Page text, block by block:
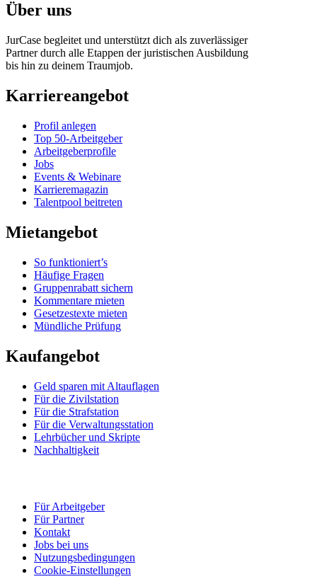
Über uns
JurCase begleitet und unterstützt dich als zuverlässiger
Partner durch alle Etappen der juristischen Ausbildung
bis hin zu deinem Traumjob.
Karriereangebot
Profil anlegen
Top 50-Arbeitgeber
Arbeitgeberprofile
Jobs
Events & Webinare
Karrieremagazin
Talentpool beitreten
Mietangebot
So funktioniert’s
Häufige Fragen
Gruppenrabatt sichern
Kommentare mieten
Gesetzestexte mieten
Mündliche Prüfung
Kaufangebot
Geld sparen mit Altauflagen
Für die Zivilstation
Für die Strafstation
Für die Verwaltungsstation
Lehrbücher und Skripte
Nachhaltigkeit
Für Arbeitgeber
Für Partner
Kontakt
Jobs bei uns
Nutzungsbedingungen
Cookie-Einstellungen